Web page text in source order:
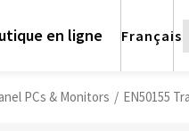
en ligne Français
PCs & Monitors /